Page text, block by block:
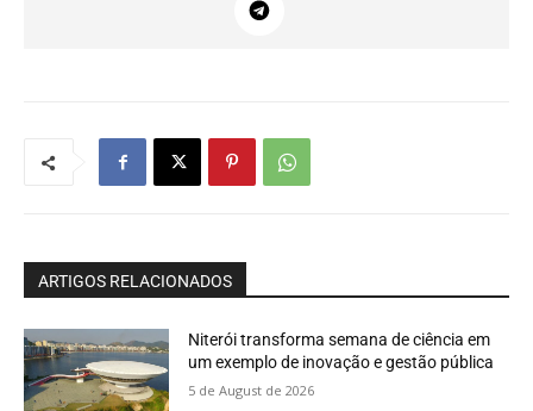
ARTIGOS RELACIONADOS
Niterói transforma semana de ciência em
um exemplo de inovação e gestão pública
5 de August de 2026